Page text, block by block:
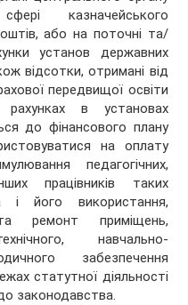
казначейського
або на поточні та/
установ державних
відсотки, отримані від
передвищої освіти
в установах
до фінансового плану
на оплату
педагогічних,
працівників таких
і його використання,
ремонт приміщень,
навчально-
забезпечення
статутної діяльності
законодавства.